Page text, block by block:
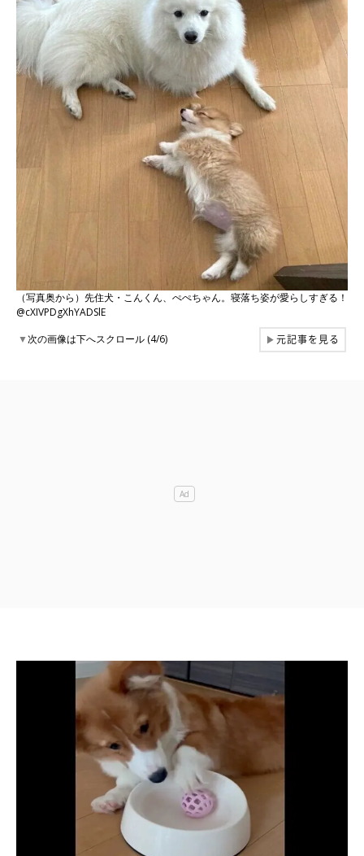
（写真奥から）先住犬・こんくん、ぺぺちゃん。寝落ち姿が愛らしすぎる！
@cXIVPDgXhYADSlE
▼次の画像は下へスクロール (4/6) ▶元記事を見る